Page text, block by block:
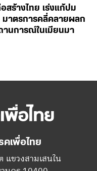
สร้างไทย เร่งแก้ปม
มาตรการคลี่คลายผลก
านการณ์ในเมียนมา
เพื่อไทย
แขวงสามเสนใน